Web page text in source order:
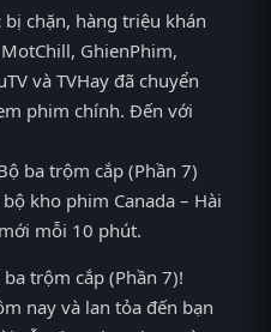
chặn, hàng triệu khán
GhienPhim,
và TVHay đã chuyển
phim chính. Đến với
ba trộm cắp (Phần 7)
kho phim Canada – Hài
mỗi 10 phút.
trộm cắp (Phần 7)!
nay và lan tỏa đến bạn